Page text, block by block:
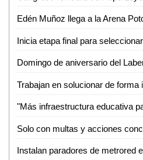
Domingo de aniversario del